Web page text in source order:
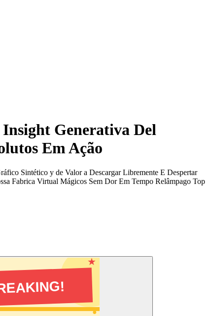
Generativa Del
Em Ação
Sintético y de Valor a Descargar Libremente E Despertar
Fabrica Virtual Mágicos Sem Dor Em Tempo Relâmpago Top